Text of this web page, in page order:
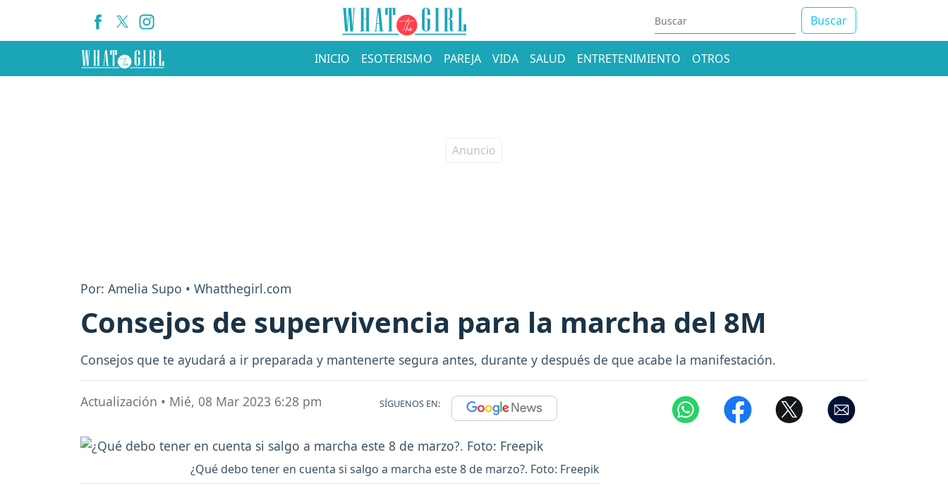
Buscar
INICIO ESOTERISMO PAREJA VIDA SALUD ENTRETENIMIENTO OTROS
Por: Amelia Supo • Whatthegirl.com
Consejos de supervivencia para la marcha del 8M
Consejos que te ayudará a ir preparada y mantenerte segura antes, durante y después de que acabe la manifestación.
Actualización • Mié, 08 Mar 2023 6:28 pm SÍGUENOS EN:
¿Qué debo tener en cuenta si salgo a marcha este 8 de marzo?. Foto: Freepik